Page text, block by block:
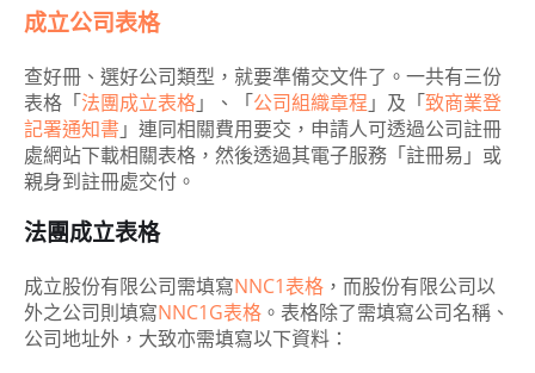
成立公司表格
查好冊、選好公司類型，就要準備交文件了。一共有三份
表格「法團成立表格」、「公司組織章程 」及「致商業登
記署通知書 」連同相關費用要交，申請人可透過公司註冊
處網站下載相關表格，然後透過其電子服務「註冊易」或
親身到註冊處交付。
法團成立表格
成立股份有限公司需填寫NNC1表格 ，而股份有限公司以
外之公司則填寫NNC1G表格 。表格除了需填寫公司名稱、
公司地址外，大致亦需填寫以下資料：